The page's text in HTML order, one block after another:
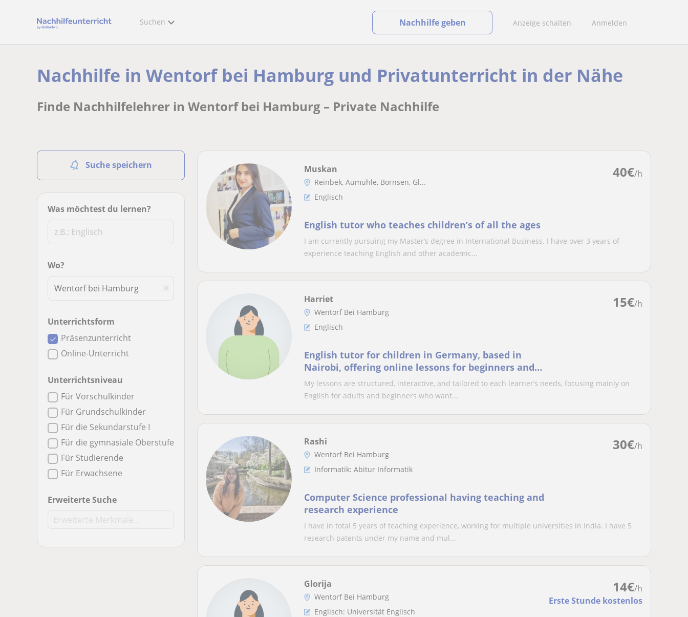
Suchen Anzeige schalten Anmelden
Nachhilfe geben
Nachhilfe in Wentorf bei Hamburg und Privatunterricht in der Nähe
Finde Nachhilfelehrer in Wentorf bei Hamburg – Private Nachhilfe
Suche speichern
Was möchtest du lernen?
Wo?
Unterrichtsform
Präsenzunterricht
Online-Unterricht
Unterrichtsniveau
Für Vorschulkinder
Für Grundschulkinder
Für die Sekundarstufe I
Für die gymnasiale Oberstufe
Für Studierende
Für Erwachsene
Erweiterte Suche
40€/h
Muskan
Reinbek, Aumühle, Börnsen, Gl...
Englisch
English tutor who teaches children’s of all the ages
I am currently pursuing my Master’s degree in International Business. I have over 3 years of
experience teaching English and other academic...
15€/h
Harriet
Wentorf Bei Hamburg
Englisch
English tutor for children in Germany, based in
Nairobi, offering online lessons for beginners and
intermediate learners. I provid
My lessons are structured, interactive, and tailored to each learner’s needs, focusing mainly on
English for adults and beginners who want...
30€/h
Rashi
Wentorf Bei Hamburg
Informatik: Abitur Informatik
Computer Science professional having teaching and
research experience
I have in total 5 years of teaching experience, working for multiple universities in India. I have 5
research patents under my name and mul...
14€/h
Erste Stunde kostenlos
Glorija
Wentorf Bei Hamburg
Englisch: Universität Englisch